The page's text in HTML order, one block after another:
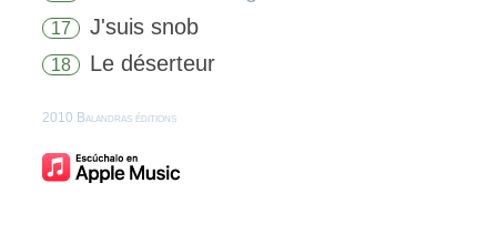
17 J'suis snob
18 Le déserteur
2010 Balandras éditions